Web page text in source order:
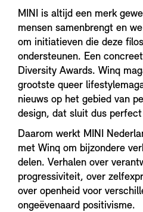
MINI is altijd een merk
mensen samenbrengt en
om initiatieven die deze
ondersteunen. Een
Diversity Awards. Winq
grootste queer
nieuws op het gebied van
design, dat sluit dus
Daarom werkt MINI
met Winq om bijzondere
delen. Verhalen over
progressiviteit, over
over openheid voor
ongeëvenaard positivisme.